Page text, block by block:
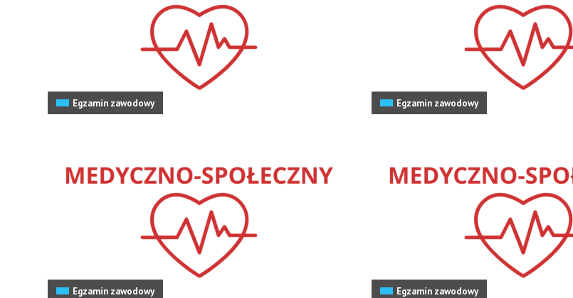
Egzamin zawodowy Egzamin zawodowy
Egzamin zawodowy Egzamin zawodowy